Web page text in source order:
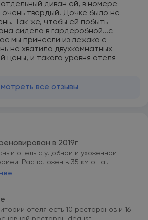
диван ей, в номере
очень твердый. Дочке было не
Так же, чтобы ей побыть
сидела в гардеробной...с
мы принесли из лежака с
не хватило двухкомнатных
цены, и такого уровня отеля
все отзывы
в 2019г
отель с удобной и ухоженной
Расположен в 35 км от а...
отеля есть 10 ресторанов и 16